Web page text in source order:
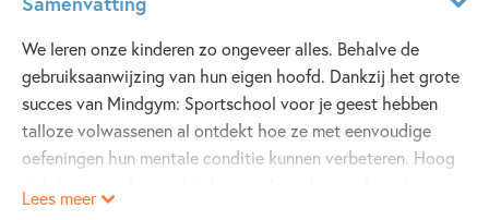
We leren onze kinderen zo ongeveer alles. Behalve de
gebruiksaanwijzing van hun eigen hoofd. Dankzij het grote
succes van Mindgym: Sportschool voor je geest hebben
talloze volwassenen al ontdekt hoe ze met eenvoudige
oefeningen hun mentale conditie kunnen verbeteren. Hoog
worden in hun hoofd. Daarom heeft Wouter de Jong nu
Lees meer